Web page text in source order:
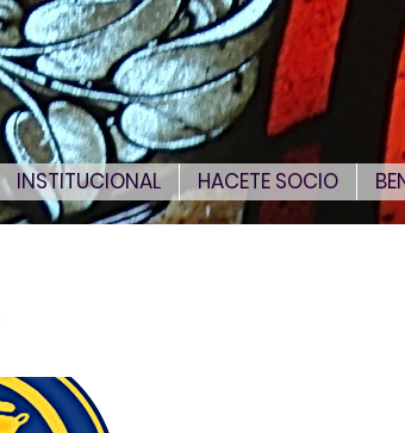
INSTITUCIONAL HACETE SOCIO